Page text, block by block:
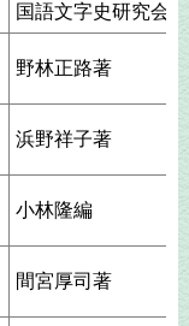
国語文字史研究会編
野林正路著
浜野祥子著
小林隆編
間宮厚司著